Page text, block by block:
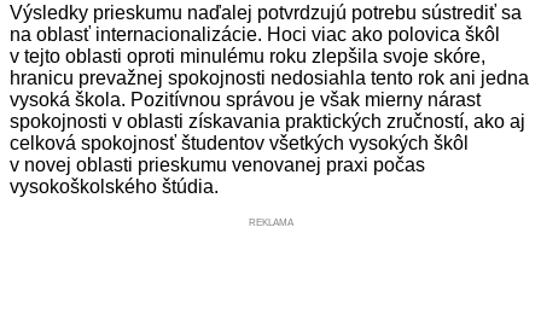
Výsledky prieskumu naďalej potvrdzujú potrebu sústrediť sa
na oblasť internacionalizácie. Hoci viac ako polovica škôl
v tejto oblasti oproti minulému roku zlepšila svoje skóre,
hranicu prevažnej spokojnosti nedosiahla tento rok ani jedna
vysoká škola. Pozitívnou správou je však mierny nárast
spokojnosti v oblasti získavania praktických zručností, ako aj
celková spokojnosť študentov všetkých vysokých škôl
v novej oblasti prieskumu venovanej praxi počas
vysokoškolského štúdia.
REKLAMA